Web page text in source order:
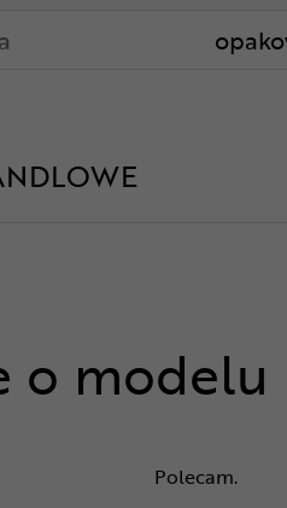
o modelu
Polecam.